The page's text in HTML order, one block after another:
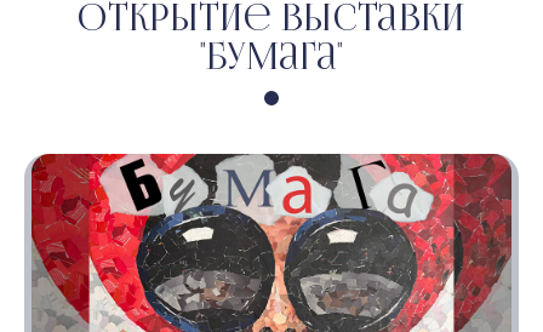
Открытие выставки
"Бумага"